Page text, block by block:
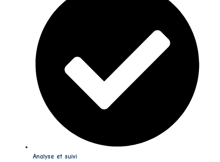
Analyse et suivi